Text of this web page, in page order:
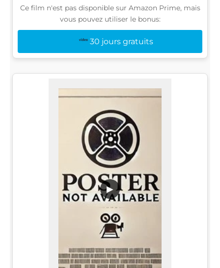
Ce film n'est pas disponible sur Amazon Prime, mais
vous pouvez utiliser le bonus:
30 jours gratuits
▶